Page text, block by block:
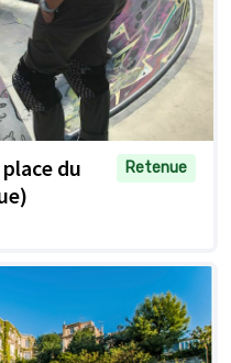
du
Retenue